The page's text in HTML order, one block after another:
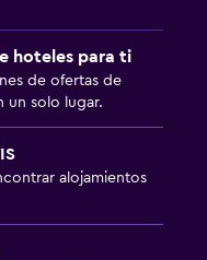
hoteles para ti
de ofertas de
un solo lugar.
alojamientos